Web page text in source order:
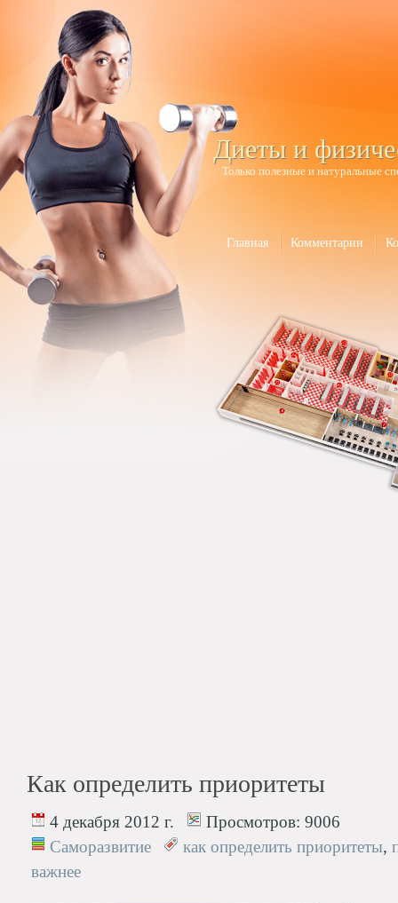
Диеты и
Только полезные и натуральные
Главная Комментарии
Как определить приоритеты
4 декабря 2012 г. Просмотров: 9006
Саморазвитие
как определить приоритеты,
важнее